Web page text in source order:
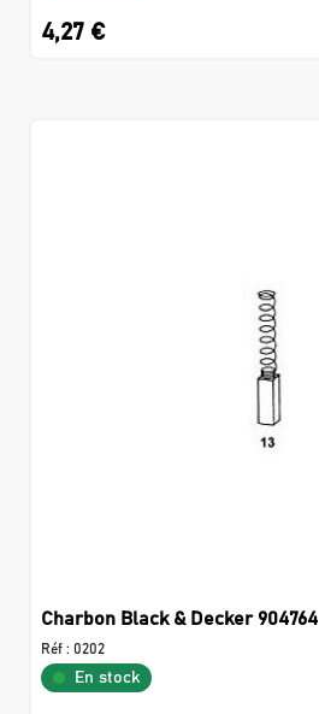
4,27 €
Charbon Black & Decker 904764
Réf : 0202
En stock